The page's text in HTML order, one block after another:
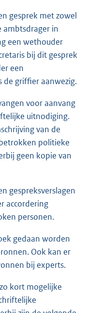
gesprek met zowel
ambtsdrager in
een wethouder
bij dit gesprek
een
de griffier aanwezig.
voor aanvang
uitnodiging.
van de
politieke
geen kopie van
gespreksverslagen
accordering
personen.
gedaan worden
Ook kan er
bij experts.
kort mogelijke